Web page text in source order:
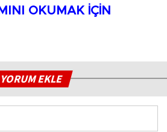
OKUMAK İÇİN
YORUM EKLE